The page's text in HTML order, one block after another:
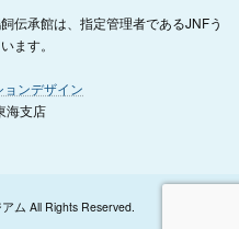
伝承館は、指定管理者であるJNFう
ます。
ンデザイン
海支店
ム All Rights Reserved.